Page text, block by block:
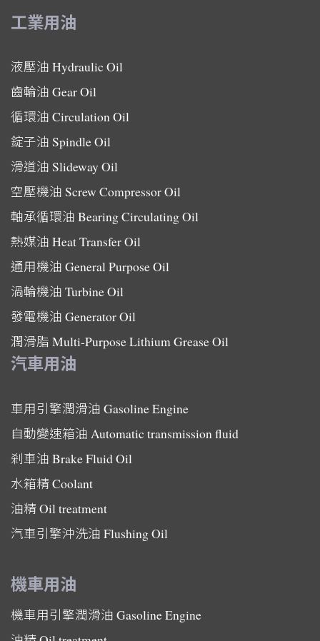
工業用油
液壓油 Hydraulic Oil
齒輪油 Gear Oil
循環油 Circulation Oil
錠子油 Spindle Oil
滑道油 Slideway Oil
空壓機油 Screw Compressor Oil
軸承循環油 Bearing Circulating Oil
熱媒油 Heat Transfer Oil
通用機油 General Purpose Oil
渦輪機油 Turbine Oil
發電機油 Generator Oil
潤滑脂 Multi-Purpose Lithium Grease Oil
汽車用油
車用引擎潤滑油 Gasoline Engine
自動變速箱油 Automatic transmission fluid
剎車油 Brake Fluid Oil
水箱精Coolant
油精Oil treatment
汽車引擎沖洗油 Flushing Oil
機車用油
機車用引擎潤滑油 Gasoline Engine